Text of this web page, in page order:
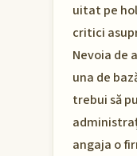
uitat pe
critici
Nevoia de
una de
trebui să
angaja o